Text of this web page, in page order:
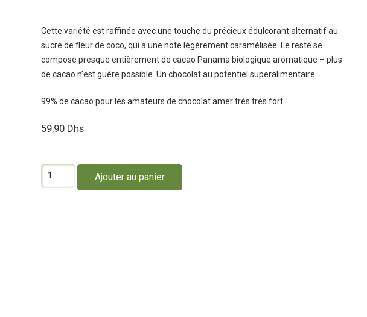
Cette variété est raffinée avec une touche du précieux édulcorant alternatif au
sucre de fleur de coco, qui a une note légèrement caramélisée. Le reste se
compose presque entièrement de cacao Panama biologique aromatique – plus
de cacao n’est guère possible. Un chocolat au potentiel superalimentaire.
99% de cacao pour les amateurs de chocolat amer très très fort.
59,90 Dhs
quantité
de
Ajouter au panier